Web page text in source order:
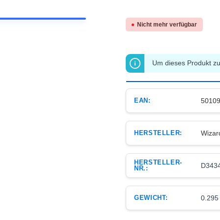
Nicht mehr verfügbar
Um dieses Produkt
EAN:
HERSTELLER:
HERSTELLER-
NR.:
GEWICHT: 0.295